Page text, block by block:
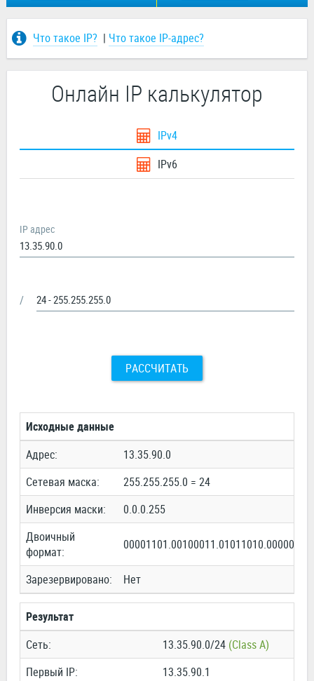
Что такое IP? | Что такое IP-адрес?
Онлайн IP калькулятор
IPv4
IPv6
IP адрес
/
РАССЧИТАТЬ
Исходные данные
Адрес:
13.35.90.0
Сетевая маска:
255.255.255.0 = 24
Инверсия маски:
0.0.0.255
Двоичный
формат:
00001101.00100011.01011010.00000000
Зарезервировано: Нет
Результат
Сеть:
13.35.90.0/24 (Class A)
Первый IP:
13.35.90.1